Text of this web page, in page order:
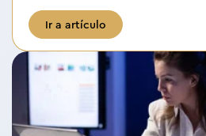
Ir a artículo